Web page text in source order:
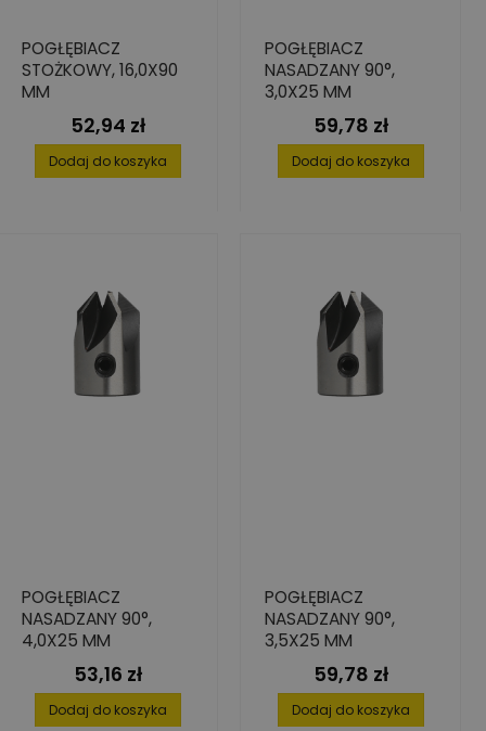
POGŁĘBIACZ
STOŻKOWY, 16,0X90
MM
Cena
52,94 zł
Dodaj do koszyka
POGŁĘBIACZ
NASADZANY 90°,
3,0X25 MM
Cena
59,78 zł
Dodaj do koszyka
POGŁĘBIACZ
NASADZANY 90°,
4,0X25 MM
Cena
53,16 zł
Dodaj do koszyka
POGŁĘBIACZ
NASADZANY 90°,
3,5X25 MM
Cena
59,78 zł
Dodaj do koszyka